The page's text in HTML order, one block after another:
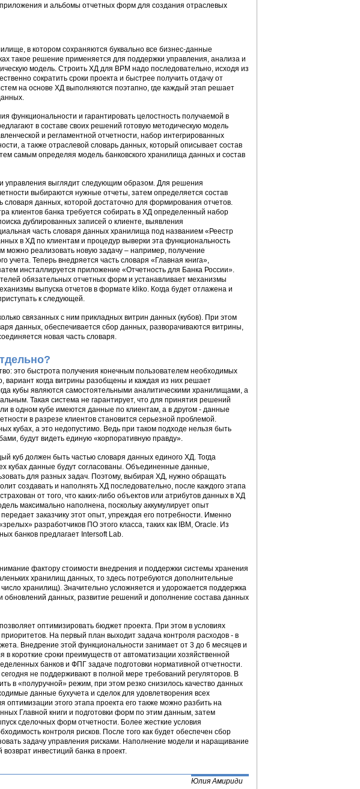
и альбомы отчетных форм для создания отраслевых
в котором сохраняются буквально все бизнес-данные
такое решение применяется для поддержки управления, анализа и
модель. Строить ХД для ВРМ надо последовательно, исходя из
сократить сроки проекта и быстрее получить отдачу от
на основе ХД выполняются поэтапно, где каждый этап решает
функциональности и гарантировать целостность получаемой в
в составе своих решений готовую методическую модель
и регламентной отчетности, набор интегрированных
а также отраслевой словарь данных, который описывает состав
самым определяя модель банковского хранилища данных и состав
управления выглядит следующим образом. Для решения
выбираются нужные отчеты, затем определяется состав
словаря данных, которой достаточно для формирования отчетов.
клиентов банка требуется собирать в ХД определенный набор
дублированных записей о клиенте, выявления
часть словаря данных хранилища под названием «Реестр
в ХД по клиентам и процедур выверки эта функциональность
реализовать новую задачу – например, получение
учета. Теперь внедряется часть словаря «Главная книга»,
инсталлируется приложение «Отчетность для Банка России».
обязательных отчетных форм и устанавливает механизмы
выпуска отчетов в формате kliko. Когда будет отлажена и
к следующей.
связанных с ним прикладных витрин данных (кубов). При этом
данных, обеспечивается сбор данных, разворачиваются витрины,
новая часть словаря.
это быстрота получения конечным пользователем необходимых
вариант когда витрины разобщены и каждая из них решает
кубы являются самостоятельными аналитическими хранилищами, а
Такая система не гарантирует, что для принятия решений
в одном кубе имеются данные по клиентам, а в другом - данные
в разрезе клиентов становится серьезной проблемой.
кубах, а это недопустимо. Ведь при таком подходе нельзя быть
будут видеть единую «корпоративную правду».
куб должен быть частью словаря данных единого ХД. Тогда
кубах данные будут согласованы. Объединенные данные,
для разных задач. Поэтому, выбирая ХД, нужно обращать
создавать и наполнять ХД последовательно, после каждого этапа
от того, что каких-либо объектов или атрибутов данных в ХД
максимально наполнена, поскольку аккумулирует опыт
заказчику этот опыт, упреждая его потребности. Именно
разработчиков ПО этого класса, таких как IBM, Oracle. Из
банков предлагает Intersoft Lab.
фактору стоимости внедрения и поддержки системы хранения
хранилищ данных, то здесь потребуются дополнительные
хранилищ). Значительно усложняется и удорожается поддержка
обновлений данных, развитие решений и дополнение состава данных
оптимизировать бюджет проекта. При этом в условиях
На первый план выходит задача контроля расходов - в
Внедрение этой функциональности занимает от 3 до 6 месяцев и
короткие сроки преимуществ от автоматизации хозяйственной
банков и ФПГ задаче подготовки нормативной отчетности.
не поддерживают в полной мере требований регуляторов. В
в «полуручной» режим, при этом резко снизилось качество данных
данные бухучета и сделок для удовлетворения всех
оптимизации этого этапа проекта его также можно разбить на
Главной книги и подготовки форм по этим данным, затем
сделочных форм отчетности. Более жесткие условия
контроля рисков. После того как будет обеспечен сбор
задачу управления рисками. Наполнение модели и наращивание
инвестиций банка в проект.
Юлия Амириди